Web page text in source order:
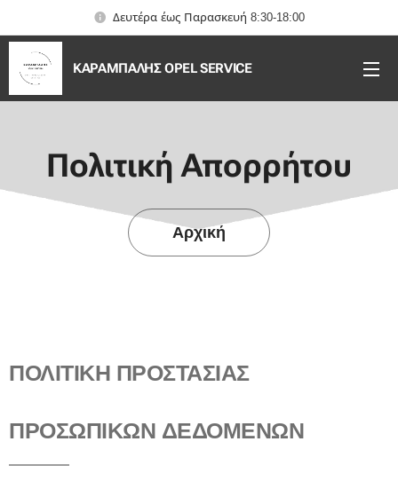
Δευτέρα έως Παρασκευή 8:30-18:00
ΚΑΡΑΜΠΑΛΗΣ OPEL SERVICE
Πολιτική Απορρήτου
Αρχική
ΠΟΛΙΤΙΚΗ ΠΡΟΣΤΑΣΙΑΣ
ΠΡΟΣΩΠΙΚΩΝ ΔΕΔΟΜΕΝΩΝ